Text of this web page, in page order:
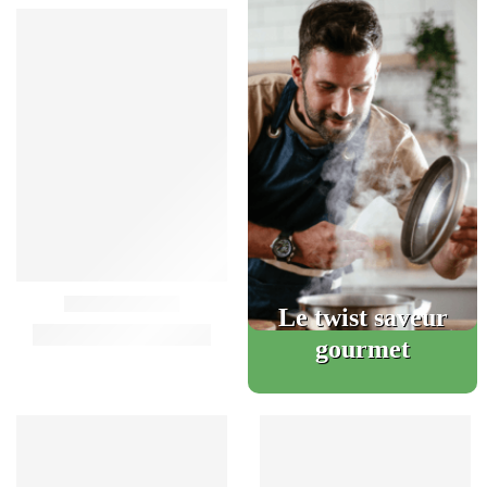
Le twist saveur
gourmet